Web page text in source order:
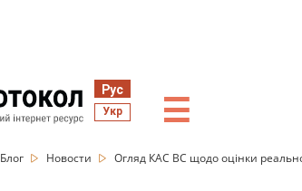
Рус
Укр ☰
Блог Новости Огляд КАС ВС щодо оцінки